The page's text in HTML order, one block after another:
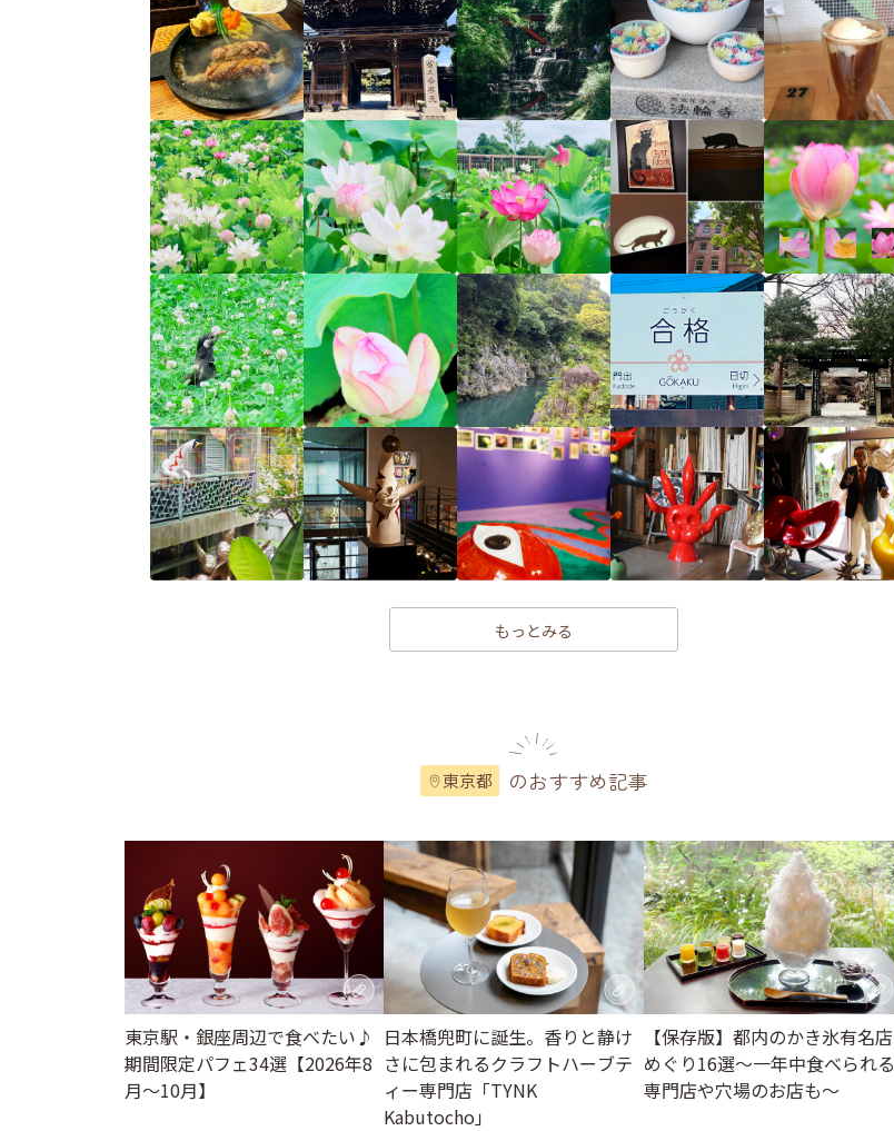
もっとみる
東京都 のおすすめ記事
東京駅・銀座周辺で食べたい♪
期間限定パフェ34選【2026年8
月～10月】
日本橋兜町に誕生。香りと静け
さに包まれるクラフトハーブテ
ィー専門店「TYNK
Kabutocho」
【保存版】都内のかき氷有名店
めぐり16選～一年中食べられる
専門店や穴場のお店も～